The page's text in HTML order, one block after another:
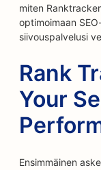
miten
optimoimaan
siivouspalvelusi
Rank
Your
Ensimmäinen